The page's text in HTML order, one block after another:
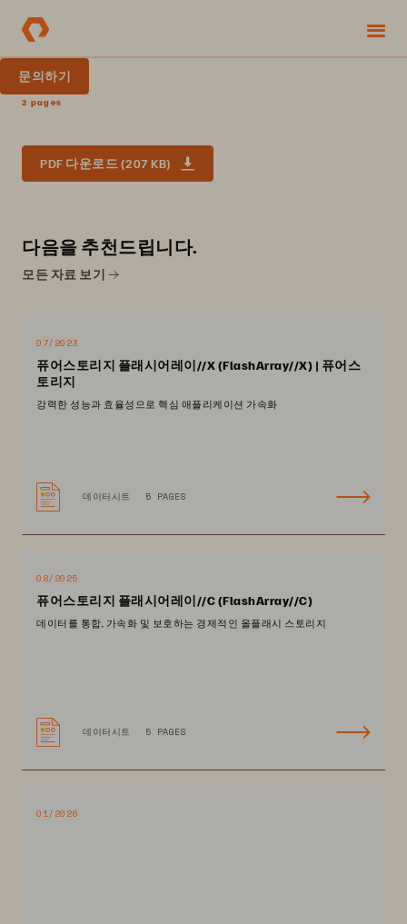
문의하기
2 pages
PDF 다운로드 (207 KB)
다음을 추천드립니다.
모든 자료 보기
07/2023
퓨어스토리지 플래시어레이//X (FlashArray//X) | 퓨어스
토리지
강력한 성능과 효율성으로 핵심 애플리케이션 가속화
데이터시트 5 PAGES
08/2025
퓨어스토리지 플래시어레이//C (FlashArray//C)
데이터를 통합, 가속화 및 보호하는 경제적인 올플래시 스토리지
데이터시트 5 PAGES
01/2026